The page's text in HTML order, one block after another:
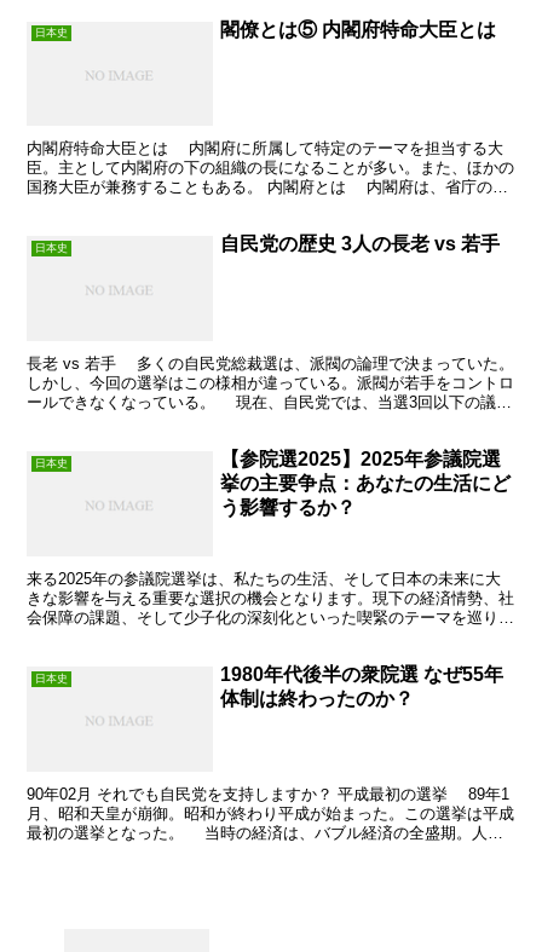
日本史 閣僚とは⑤ 内閣府特命大臣とは
内閣府特命大臣とは 内閣府に所属して特定のテーマを担当する大
臣。主として内閣府の下の組織の長になることが多い。また、ほかの
国務大臣が兼務することもある。 内閣府とは 内閣府は、省庁の一
日本史 自民党の歴史 3人の長老 vs 若手
長老 vs 若手 多くの自民党総裁選は、派閥の論理で決まっていた。
しかし、今回の選挙はこの様相が違っている。派閥が若手をコントロ
ールできなくなっている。 現在、自民党では、当選3回以下の議員
日本史
【参院選2025】2025年参議院選
挙の主要争点：あなたの生活にど
う影響するか？
来る2025年の参議院選挙は、私たちの生活、そして日本の未来に大
きな影響を与える重要な選択の機会となります。現下の経済情勢、社
会保障の課題、そして少子化の深刻化といった喫緊のテーマを巡り、
日本史
1980年代後半の衆院選 なぜ55年
体制は終わったのか？
90年02月 それでも自民党を支持しますか？ 平成最初の選挙 89年1
月、昭和天皇が崩御。昭和が終わり平成が始まった。この選挙は平成
最初の選挙となった。 当時の経済は、バブル経済の全盛期。人々